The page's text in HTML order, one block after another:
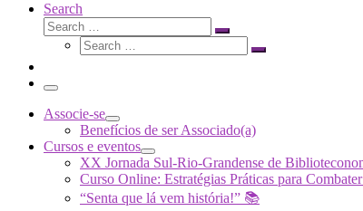
Search
Search
Search
Search
Search
Menu
Associe-se
Benefícios de ser Associado(a)
Cursos e eventos
XX Jornada Sul-Rio-Grandense de
Curso Online: Estratégias Práticas para
“Senta que lá vem história!” 📚